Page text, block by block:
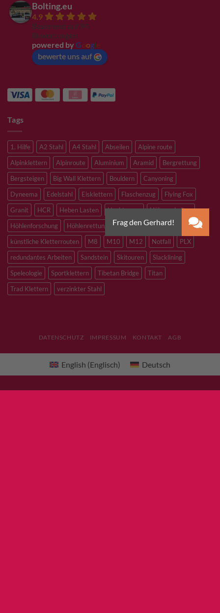
Bolting.eu
4.9
Basierend auf 94
Bewertungen
powered by G ogl
bewerte uns auf
Tags
1. Hilfe A2 Stahl A4 Stahl Abseilen
Alpine route
Alpinklettern
Alpinroute Aluminium Aramid
Bergrettung
Bergsteigen
Big Wall Klettern Bouldern
Canyoning
Dyneema
Edelstahl Eisklettern Flaschenzug
Flying Fox
Granit
HCR Heben Lasten Hochtouren
Höhenarbeiten
Höhlenforschung
Höhlenrettung Inox Kevlar
Kletterhalle
künstliche Kletterrouten
M8 M10 M12 Notfall
PLX
redundantes Arbeiten
Sandstein Skitouren
Slacklining
Speleologie
Sportklettern Tibetan Bridge
Titan
Trad Klettern
verzinkter Stahl
DATENSCHUTZ IMPRESSUM KONTAKT AGB
English (Englisch) Deutsch